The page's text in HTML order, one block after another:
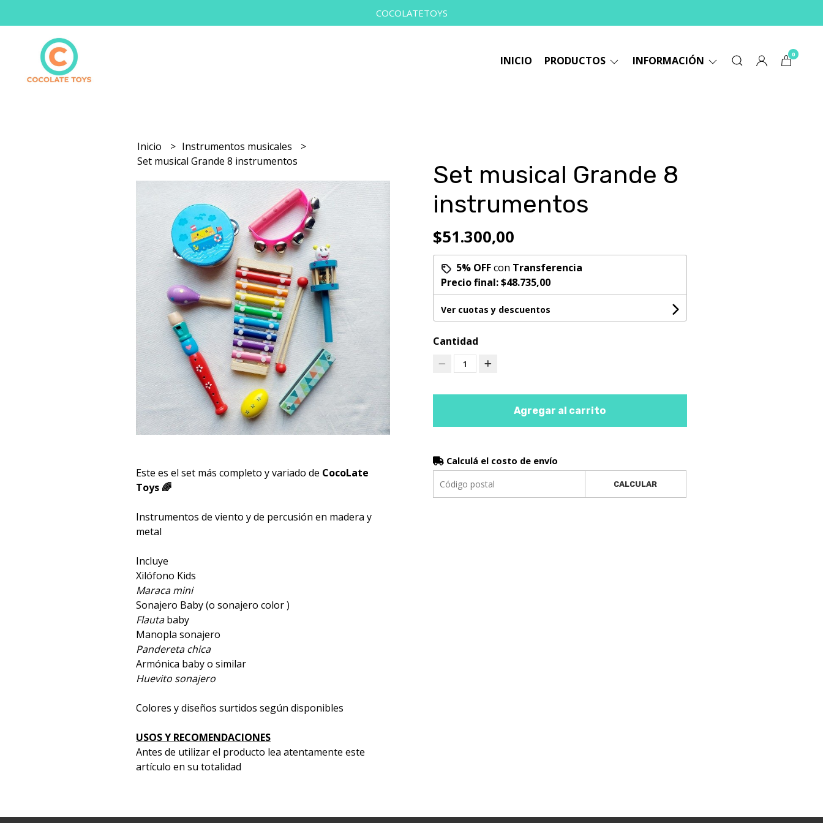
COCOLATETOYS
INICIO PRODUCTOS INFORMACIÓN 0
Inicio
Instrumentos musicales
Set musical Grande 8 instrumentos
Este es el set más completo y variado de CocoLate
Toys 🌈
Instrumentos de viento y de percusión en madera y
metal
Incluye
Xilófono Kids
Maraca mini
Sonajero Baby (o sonajero color )
Flautababy
Manopla sonajero
Pandereta chica
Armónica baby o similar
Huevito sonajero
Colores y diseños surtidos según disponibles
USOS Y RECOMENDACIONES
Antes de utilizar el producto lea atentamente este
artículo en su totalidad
Set musical Grande 8
instrumentos
$51.300,00
5% OFFcon Transferencia
Precio final:$48.735,00
Ver cuotas y descuentos
Cantidad
1
Agregar al carrito
Calculá el costo de envío
CALCULAR